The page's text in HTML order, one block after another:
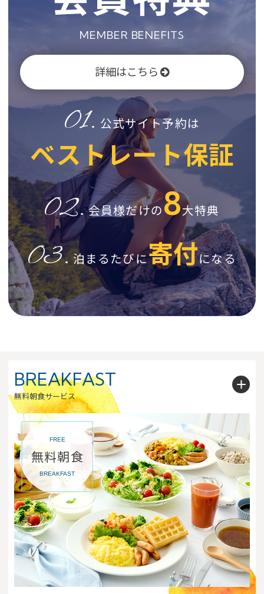
MEMBER BENEFITS
詳細はこちら
01. 公式サイト予約は
ベストレート保証
02. 会員様だけの8大特典
03. 泊まるたびに寄付になる
BREAKFAST
無料朝食サービス
FREE
無料朝食
BREAKFAST